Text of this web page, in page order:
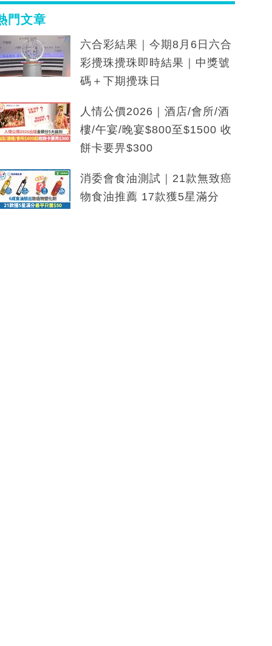
門文章
六合彩結果｜今期8月6日六合
彩攪珠攪珠即時結果｜中獎號
碼＋下期攪珠日
人情公價2026｜酒店/會所/酒
樓/午宴/晚宴$800至$1500 收
餅卡要畀$300
消委會食油測試｜21款無致癌
物食油推薦 17款獲5星滿分